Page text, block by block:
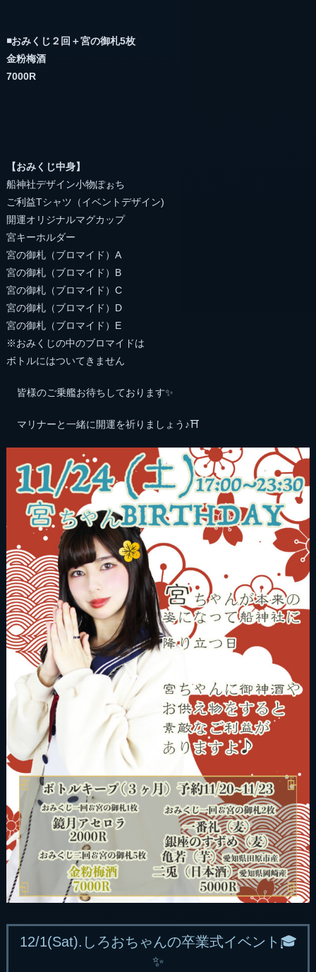
◾️おみくじ２回＋宮の御札5枚
金粉梅酒
7000R
【おみくじ中身】
船神社デザイン小物ぽぉち
ご利益Tシャツ（イベントデザイン)
開運オリジナルマグカップ
宮キーホルダー
宮の御札（ブロマイド）A
宮の御札（ブロマイド）B
宮の御札（ブロマイド）C
宮の御札（ブロマイド）D
宮の御札（ブロマイド）E
※おみくじの中のブロマイドは
ボトルにはついてきません
皆様のご乗艦お待ちしております✨
マリナーと一緒に開運を祈りましょう♪⛩
12/1(Sat).しろおちゃんの卒業式イベント🎓
✨